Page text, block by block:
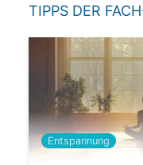
TIPPS DER
Entspannung